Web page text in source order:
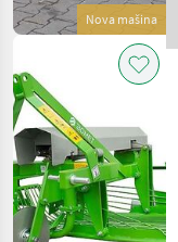
Nova mašina